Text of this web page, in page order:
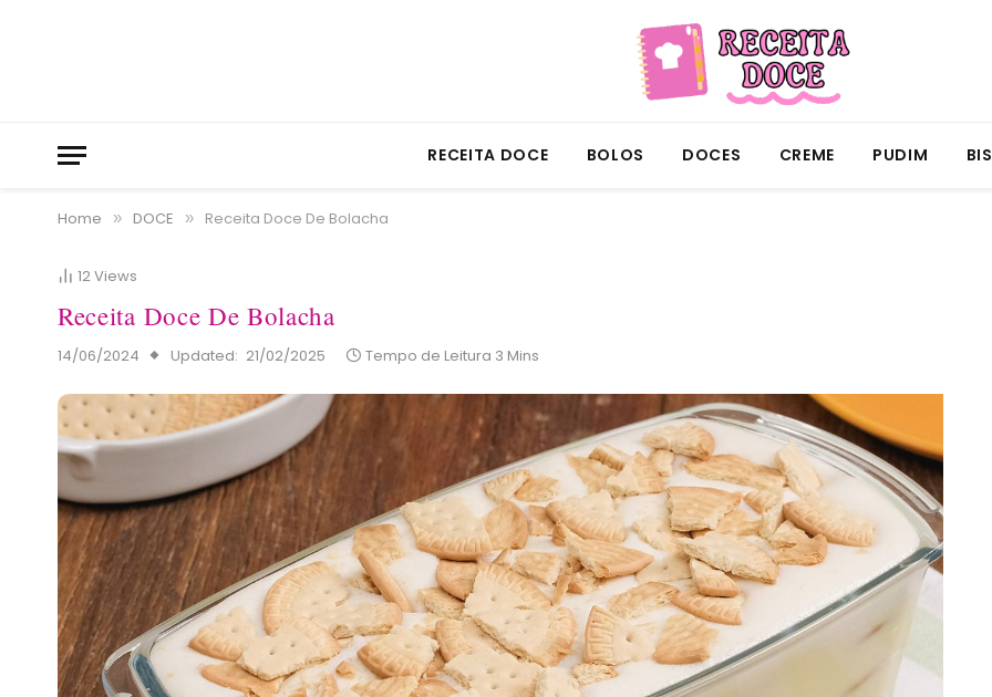
RECEITA DOCE BOLOS DOCES CREME PUDIM
Home » DOCE » Receita Doce De Bolacha
12Views
Receita Doce De Bolacha
14/06/2024 Updated: 21/02/2025 Tempo de Leitura 3 Mins